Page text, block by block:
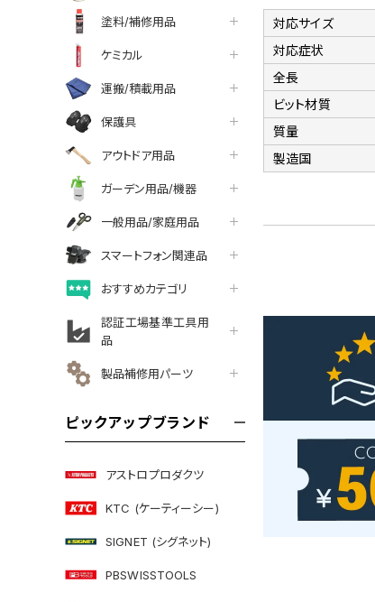
塗料/補修用品
ケミカル
運搬/積載用品
保護具
アウトドア用品
ガーデン用品/機器
一般用品/家庭用品
スマートフォン関連品
おすすめカテゴリ
認証工場基準工具用
品
製品補修用パーツ
ピックアップブランド
アストロプロダクツ
KTC (ケーティーシー)
SIGNET (シグネット)
PBSWISSTOOLS
対応サイズ
対応症状
全長
ビット材質
質量
製造国